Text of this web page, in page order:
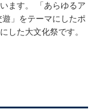
ます。 「あらゆるア
」をテーマにしたポ
した大文化祭です。